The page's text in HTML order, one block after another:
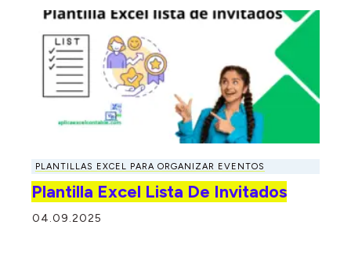
PLANTILLAS EXCEL PARA ORGANIZAR EVENTOS
Plantilla Excel Lista De Invitados
04.09.2025